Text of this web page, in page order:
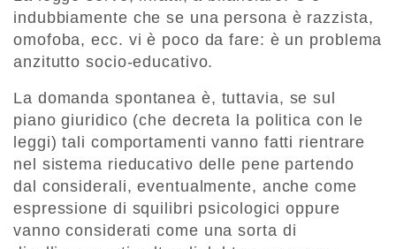
indubbiamente che se una persona è razzista,
omofoba, ecc. vi è poco da fare: è un problema
anzitutto socio-educativo.
La domanda spontanea è, tuttavia, se sul
piano giuridico (che decreta la politica con le
leggi) tali comportamenti vanno fatti rientrare
nel sistema rieducativo delle pene partendo
dal considerali, eventualmente, anche come
espressione di squilibri psicologici oppure
vanno considerati come una sorta di